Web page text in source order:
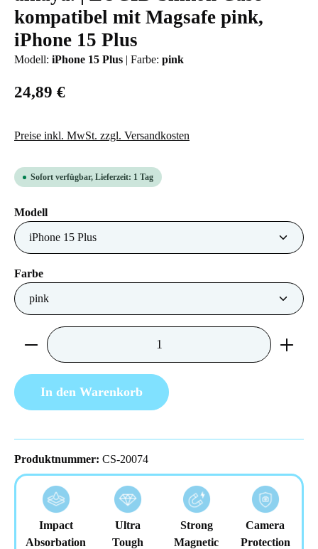
kompatibel mit Magsafe pink,
iPhone 15 Plus
Modell: iPhone 15 Plus | Farbe: pink
24,89 €
Preise inkl. MwSt. zzgl. Versandkosten
Sofort verfügbar, Lieferzeit: 1 Tag
Modellauswählen
Farbeauswählen
Produkt Anzahl: Gib den gewünschten Wert
In den Warenkorb
Produktnummer: CS-20074
Impact
Absorbation
Ultra
Tough
Strong
Magnetic
Camera
Protection